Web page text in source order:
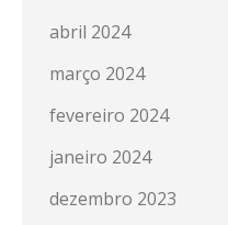
abril 2024
março 2024
fevereiro 2024
janeiro 2024
dezembro 2023